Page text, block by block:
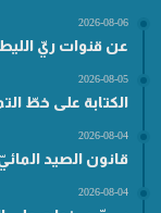
2026-08-06
عن قنوات ريّ
2026-08-05
الكتابة على خطّ
2026-08-04
قانون الصيد
2026-08-04